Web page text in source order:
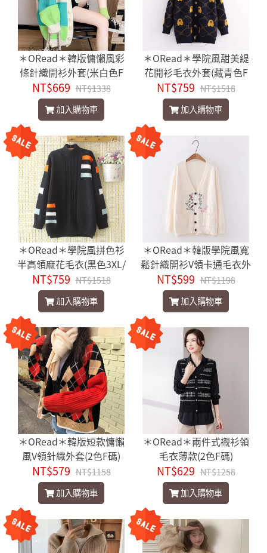
＊ORead＊韓版慵懶風彩
條針織開衫外套(米白色F
碼)
NT$669 NT$1338
加入購物車
＊ORead＊學院風甜美緹
花開衫毛衣外套(藏青色F
碼)
NT$759 NT$1518
加入購物車
＊ORead＊學院風拼色衫
半高領麻花毛衣(黑色3XL/
紅色4XL)
NT$759 NT$1518
加入購物車
＊ORead＊韓版學院風寬
鬆針織開衫V領卡通毛衣外
套(米白色F碼)
NT$599 NT$1198
加入購物車
＊ORead＊韓版短款慵懶
風V領針織外套(2色F碼)
NT$579 NT$1158
加入購物車
＊ORead＊兩件式襯衫領
毛衣薄款(2色F碼)
NT$629 NT$1258
加入購物車